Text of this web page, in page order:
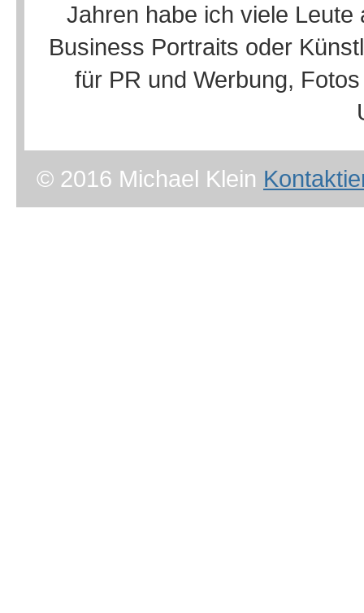
Jahren habe ich viele
Business Portraits oder
für PR und Werbung,
© 2016 Michael Klein